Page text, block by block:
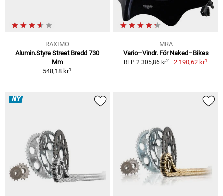
RAXIMO
Alumin.Styre Street Bredd 730
Mm
548,18 kr1
MRA
Vario–Vindr. För Naked–Bikes
RFP 2 305,86 kr2 2 190,62 kr1
NY